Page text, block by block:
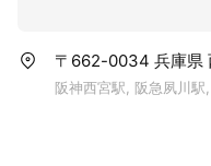
〒662-0034 兵庫県
阪神西宮駅, 阪急夙川駅